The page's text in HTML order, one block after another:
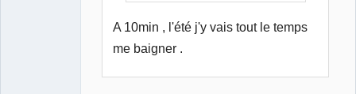
A 10min , l'été j'y vais tout le temps
me baigner .